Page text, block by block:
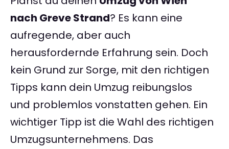
nach Greve Strand? Es kann eine
aufregende, aber auch
herausfordernde Erfahrung sein. Doch
kein Grund zur Sorge, mit den richtigen
Tipps kann dein Umzug reibungslos
und problemlos vonstatten gehen. Ein
wichtiger Tipp ist die Wahl des richtigen
Umzugsunternehmens. Das